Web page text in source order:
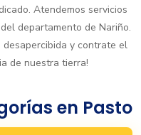
Atendemos servicios
departamento de Nariño.
desapercibida y contrate el
de nuestra tierra!
en Pasto